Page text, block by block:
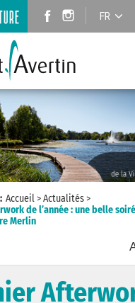
FR
Accueil>Actualités>
de l’année : une belle
Merlin